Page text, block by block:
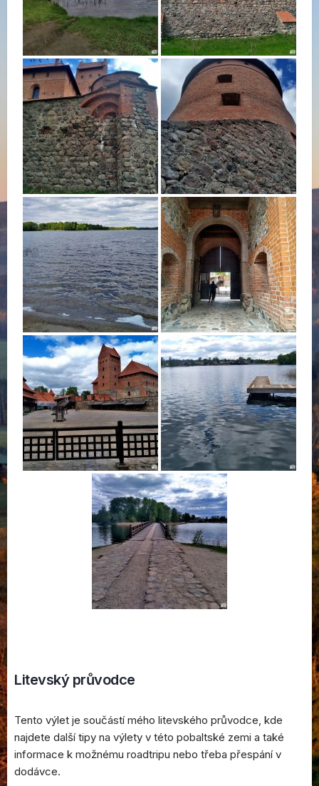
Litevský průvodce
Tento výlet je součástí mého litevského průvodce, kde
najdete další tipy na výlety v této pobaltské zemi a také
informace k možnému roadtripu nebo třeba přespání v
dodávce.